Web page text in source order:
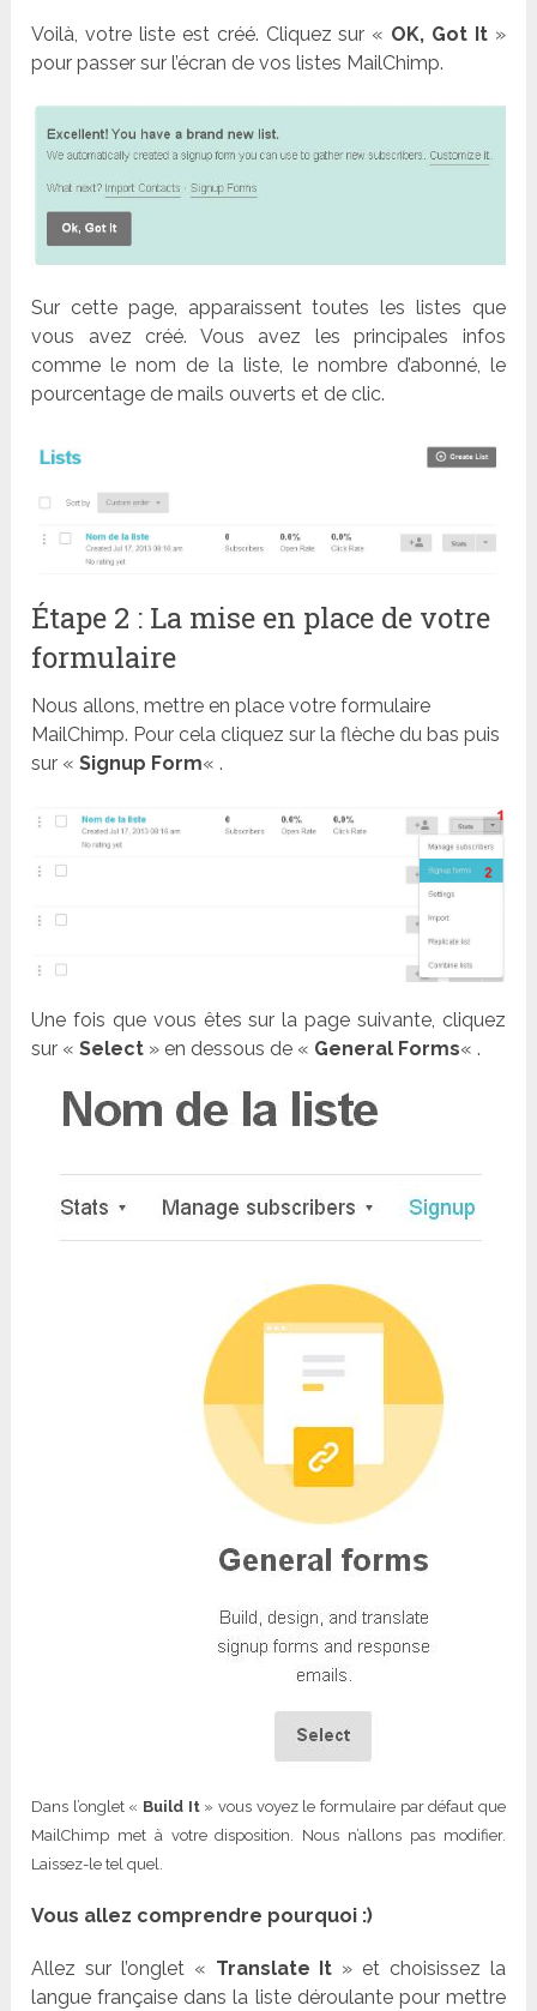
Voilà, votre liste est créé. Cliquez sur « OK, Got It »
pour passer sur l’écran de vos listes MailChimp.
Sur cette page, apparaissent toutes les listes que
vous avez créé. Vous avez les principales infos
comme le nom de la liste, le nombre d’abonné, le
pourcentage de mails ouverts et de clic.
Étape 2 : La mise en place de votre
formulaire
Nous allons, mettre en place votre formulaire
MailChimp. Pour cela cliquez sur la flèche du bas puis
sur «Signup Form« .
Une fois que vous êtes sur la page suivante, cliquez
sur «Select » en dessous de « General Forms« .
Dans l’onglet « Build It» vous voyez le formulaire par défaut que
MailChimp met à votre disposition. Nous n’allons pas modifier.
Laissez-le tel quel.
Vous allez comprendre pourquoi :)
Allez sur l’onglet « Translate It » et choisissez la
langue française dans la liste déroulante pour mettre